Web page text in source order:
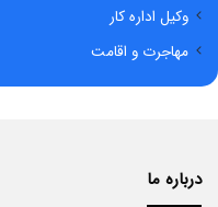
وکیل اداره کار
مهاجرت و اقامت
درباره ما